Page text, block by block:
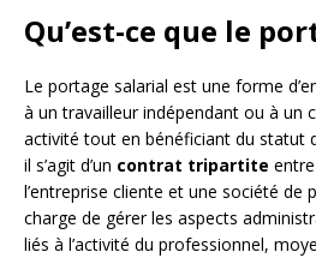
Qu’est-ce que le
Le portage salarial est une forme
à un travailleur indépendant ou à un
activité tout en bénéficiant du statut
il s’agit d’un contrat tripartite
l’entreprise cliente et une société de
charge de gérer les aspects
liés à l’activité du professionnel,